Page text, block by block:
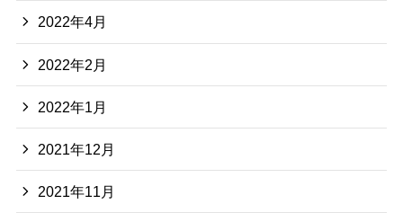
2022年4月
2022年2月
2022年1月
2021年12月
2021年11月